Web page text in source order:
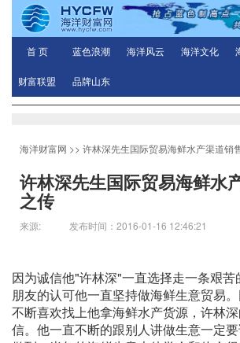
首 页 蓝色浪潮 海洋风云 海洋文化
财富联盟 品牌山东
海洋财富网 >> 许林深先生国际贸易海鲜水产渠道销
许林深先生国际贸易海鲜水
之传
来源: 发布时间：2016-01-16 12:46:21
因为诚信他"许林深"一直选择走一条艰
朋友的认可他一直坚持做海鲜生意贸易
不断喜欢找上他拿海鲜水产货源，许林
信。他一直不断的跟别人讲做生意一定